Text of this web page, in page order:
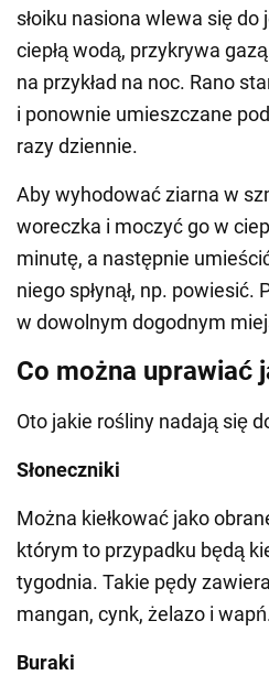
słoiku nasiona wlewa się
ciepłą wodą, przykrywa
na przykład na noc. Rano
i ponownie umieszczane
razy dziennie.
Aby wyhodować ziarna w
woreczka i moczyć go w
minutę, a następnie
niego spłynął, np.
w dowolnym dogodnym
Co można uprawiać
Oto jakie rośliny nadają się
Słoneczniki
Można kiełkować jako
którym to przypadku będą
tygodnia. Takie pędy
mangan, cynk, żelazo i
Buraki